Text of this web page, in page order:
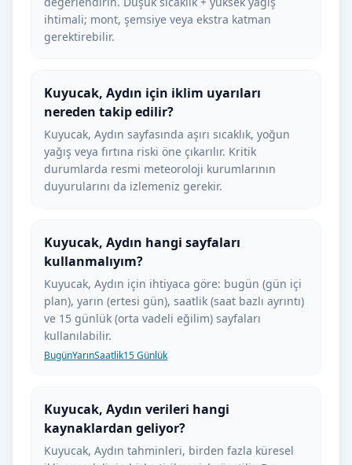
ihtimali; mont, şemsiye veya ekstra katman
gerektirebilir.
Kuyucak, Aydın için iklim uyarıları
nereden takip edilir?
Kuyucak, Aydın sayfasında aşırı sıcaklık, yoğun
yağış veya fırtına riski öne çıkarılır. Kritik
durumlarda resmi meteoroloji kurumlarının
duyurularını da izlemeniz gerekir.
Kuyucak, Aydın hangi sayfaları
kullanmalıyım?
Kuyucak, Aydın için ihtiyaca göre: bugün (gün içi
plan), yarın (ertesi gün), saatlik (saat bazlı ayrıntı)
ve 15 günlük (orta vadeli eğilim) sayfaları
kullanılabilir.
BugünYarınSaatlik15 Günlük
Kuyucak, Aydın verileri hangi
kaynaklardan geliyor?
Kuyucak, Aydın tahminleri, birden fazla küresel